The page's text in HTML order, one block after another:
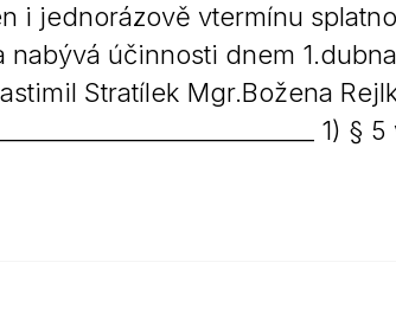
i jednorázově vtermínu
nabývá účinnosti dnem
Stratílek Mgr.Božena
1)